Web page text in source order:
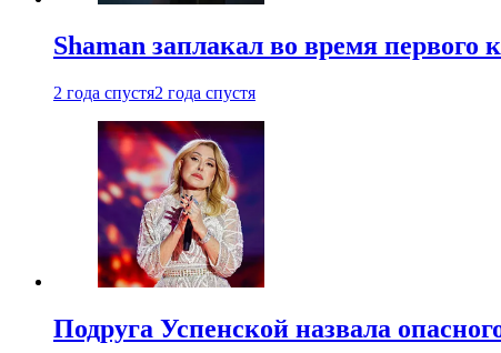
Shaman заплакал во время первого
2 года спустя2 года спустя
Подруга Успенской назвала